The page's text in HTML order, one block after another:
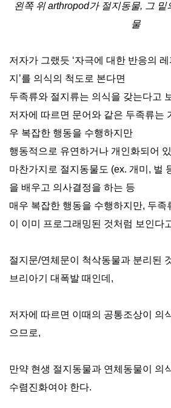
왼쪽 위 arthropod가 절지동물, 그
물
저자가 그랬듯 ‘자극에 대한 반응의
지’를 의식의 척도로 본다면
두족류와 절지류는 의식을 갖는다고
저자에 따르면 문어와 같은 두족류는
우 복잡한 행동을 수행하지만
행동적으로 유연하거나 개인화되어
마찬가지로 절지동물도 (ex. 개미, 벌
을 배우고 의사결정을 하는 등
매우 복잡한 행동을 수행하지만, 두족
이 이미 프로그래밍된 것처럼 보인다
절지문/연체문이 척삭동물과 분리된
브리아기 대폭발 때인데,
저자에 따르면 이때의 공통조상이 의
으므로,
만약 현생 절지동물과 연체동물이 의
수렴진화여야 한다.